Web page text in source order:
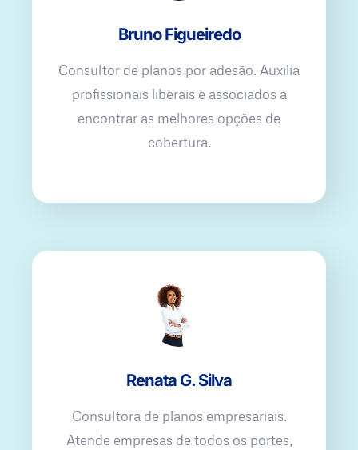
Bruno Figueiredo
Consultor de planos por adesão. Auxilia
profissionais liberais e associados a
encontrar as melhores opções de
cobertura.
Renata G. Silva
Consultora de planos empresariais.
Atende empresas de todos os portes,